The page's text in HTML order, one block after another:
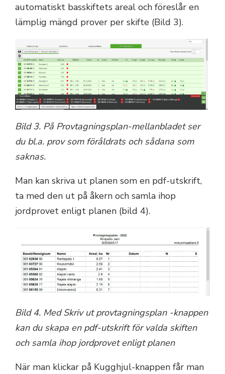
automatiskt basskiftets areal och föreslår en
lämplig mängd prover per skifte (Bild 3).
Bild 3. På Provtagningsplan-mellanbladet ser
du bl.a. prov som föråldrats och sådana som
saknas.
Man kan skriva ut planen som en pdf-utskrift,
ta med den ut på åkern och samla ihop
jordprovet enligt planen (bild 4).
Bild 4. Med Skriv ut provtagningsplan -knappen
kan du skapa en pdf-utskrift för valda skiften
och samla ihop jordprovet enligt planen
När man klickar på Kugghjul-knappen får man